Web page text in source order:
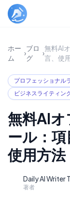
ホー
ム
›
ブロ
グ
›
無料AI
言、使
プロフェッショナル
ビジネスライティン
無料AI
ール：項
使用方法
Daily AI Writer
著者